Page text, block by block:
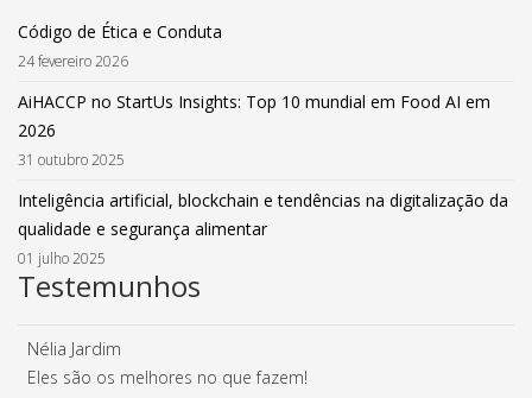
Código de Ética e Conduta
24 fevereiro 2026
AiHACCP no StartUs Insights: Top 10 mundial em Food AI em
2026
31 outubro 2025
Inteligência artificial, blockchain e tendências na digitalização da
qualidade e segurança alimentar
01 julho 2025
Testemunhos
Nélia Jardim
Eles são os melhores no que fazem!